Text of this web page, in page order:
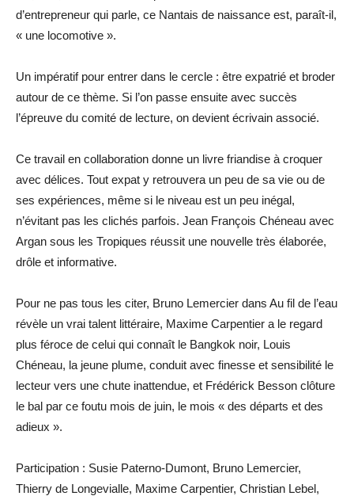
d’entrepreneur qui parle, ce Nantais de naissance est, paraît-il,
« une locomotive ».
Un impératif pour entrer dans le cercle : être expatrié et broder
autour de ce thème. Si l’on passe ensuite avec succès
l’épreuve du comité de lecture, on devient écrivain associé.
Ce travail en collaboration donne un livre friandise à croquer
avec délices. Tout expat y retrouvera un peu de sa vie ou de
ses expériences, même si le niveau est un peu inégal,
n’évitant pas les clichés parfois. Jean François Chéneau avec
Argan sous les Tropiques réussit une nouvelle très élaborée,
drôle et informative.
Pour ne pas tous les citer, Bruno Lemercier dans Au fil de l’eau
révèle un vrai talent littéraire, Maxime Carpentier a le regard
plus féroce de celui qui connaît le Bangkok noir, Louis
Chéneau, la jeune plume, conduit avec finesse et sensibilité le
lecteur vers une chute inattendue, et Frédérick Besson clôture
le bal par ce foutu mois de juin, le mois « des départs et des
adieux ».
Participation : Susie Paterno-Dumont, Bruno Lemercier,
Thierry de Longevialle, Maxime Carpentier, Christian Lebel,